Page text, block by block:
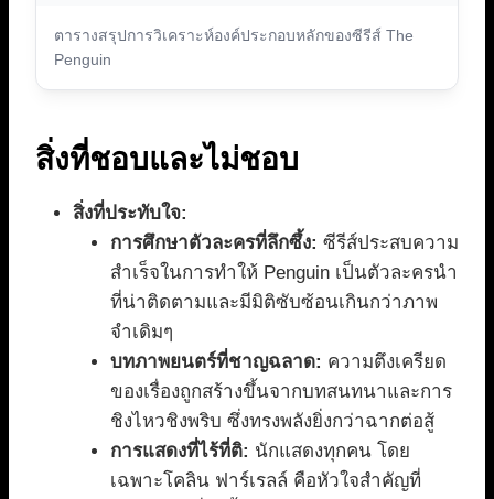
ตารางสรุปการวิเคราะห์องค์ประกอบหลักของซีรีส์ The
Penguin
สิ่งที่ชอบและไม่ชอบ
สิ่งที่ประทับใจ:
การศึกษาตัวละครที่ลึกซึ้ง: ซีรีส์ประสบความ
สำเร็จในการทำให้ Penguin เป็นตัวละครนำ
ที่น่าติดตามและมีมิติซับซ้อนเกินกว่าภาพ
จำเดิมๆ
บทภาพยนตร์ที่ชาญฉลาด: ความตึงเครียด
ของเรื่องถูกสร้างขึ้นจากบทสนทนาและการ
ชิงไหวชิงพริบ ซึ่งทรงพลังยิ่งกว่าฉากต่อสู้
การแสดงที่ไร้ที่ติ: นักแสดงทุกคน โดย
เฉพาะโคลิน ฟาร์เรลล์ คือหัวใจสำคัญที่